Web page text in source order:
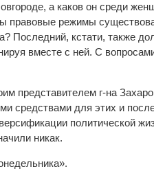
а каков он среди
правовые режимы
Последний, кстати, также
вместе с ней. С
представителем г-на
средствами для этих и
политической
никак.